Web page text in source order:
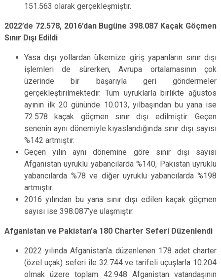
151.563 olarak gerçekleşmiştir.
2022’de 72.578, 2016’dan Bugüne 398.087 Kaçak Göçmen
Sınır Dışı Edildi
Yasa dışı yollardan ülkemize giriş yapanların sınır dışı
işlemleri de sürerken, Avrupa ortalamasının çok
üzerinde bir başarıyla geri göndermeler
gerçekleştirilmektedir. Tüm uyruklarla birlikte ağustos
ayının ilk 20 gününde 10.013, yılbaşından bu yana ise
72.578 kaçak göçmen sınır dışı edilmiştir. Geçen
senenin aynı dönemiyle kıyaslandığında sınır dışı sayısı
%142 artmıştır.
Geçen yılın aynı dönemine göre sınır dışı sayısı
Afganistan uyruklu yabancılarda %140, Pakistan uyruklu
yabancılarda %78 ve diğer uyruklu yabancılarda %198
artmıştır.
2016 yılından bu yana sınır dışı edilen kaçak göçmen
sayısı ise 398.087’ye ulaşmıştır.
Afganistan ve Pakistan’a 180 Charter Seferi Düzenlendi
2022 yılında Afganistan’a düzenlenen 178 adet charter
(özel uçak) seferi ile 32.744 ve tarifeli uçuşlarla 10.204
olmak üzere toplam 42.948 Afganistan vatandaşının